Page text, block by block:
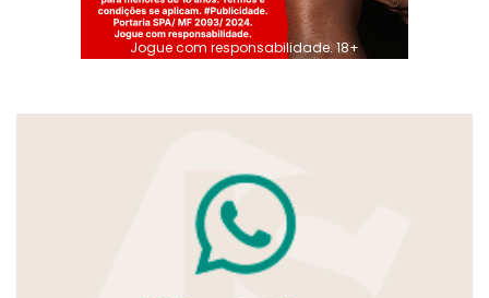
Jogue com responsabilidade. 18+